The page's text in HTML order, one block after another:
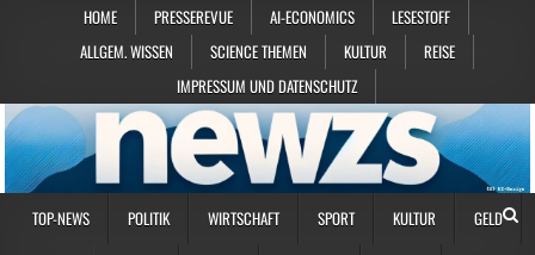
HOME PRESSEREVUE AI-ECONOMICS
LESESTOFF
ALLGEM. WISSEN
SCIENCE THEMEN KULTUR
REISE
IMPRESSUM UND DATENSCHUTZ
TOP-NEWS POLITIK WIRTSCHAFT SPORT KULTUR GELD